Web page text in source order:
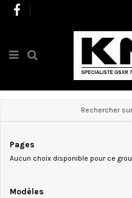
Rechercher
Pages
Aucun choix disponible pour ce
Modèles